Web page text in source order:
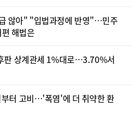
않아" "입법과정에 반영"…민주
해법은
판 상계관세 1%대로…3.70%서
터 고비…'폭염'에 더 취약한 환